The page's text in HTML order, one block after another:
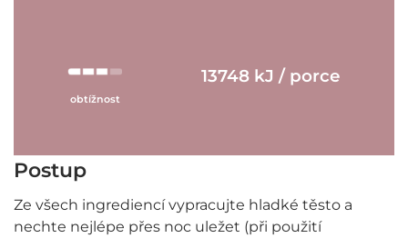
obtížnost
13748 kJ / porce
Postup
Ze všech ingrediencí vypracujte hladké těsto a
nechte nejlépe přes noc uležet (při použití